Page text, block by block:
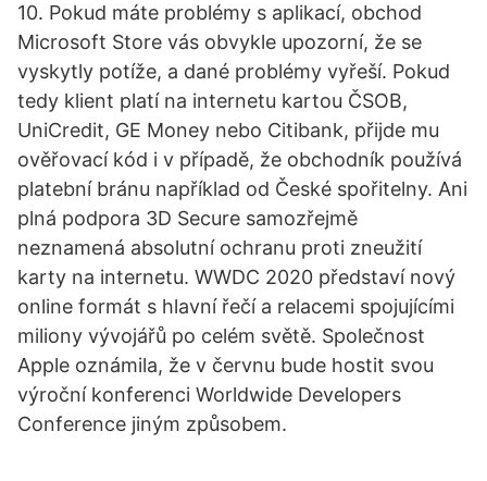
10. Pokud máte problémy s aplikací, obchod
Microsoft Store vás obvykle upozorní, že se
vyskytly potíže, a dané problémy vyřeší. Pokud
tedy klient platí na internetu kartou ČSOB,
UniCredit, GE Money nebo Citibank, přijde mu
ověřovací kód i v případě, že obchodník používá
platební bránu například od České spořitelny. Ani
plná podpora 3D Secure samozřejmě
neznamená absolutní ochranu proti zneužití
karty na internetu. WWDC 2020 představí nový
online formát s hlavní řečí a relacemi spojujícími
miliony vývojářů po celém světě. Společnost
Apple oznámila, že v červnu bude hostit svou
výroční konferenci Worldwide Developers
Conference jiným způsobem.